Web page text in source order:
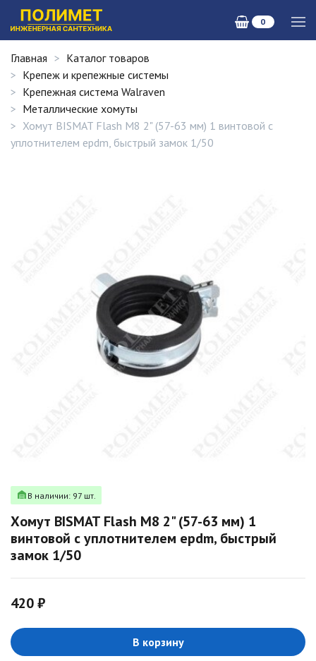
0
Главная
Каталог товаров
Крепеж и крепежные системы
Крепежная система Walraven
Металлические хомуты
Хомут BISMAT Flash М8 2" (57-63 мм) 1 винтовой с
уплотнителем epdm, быстрый замок 1/50
В наличии: 97 шт.
Хомут BISMAT Flash М8 2" (57-63 мм) 1
винтовой с уплотнителем epdm, быстрый
замок 1/50
420 ₽
В корзину